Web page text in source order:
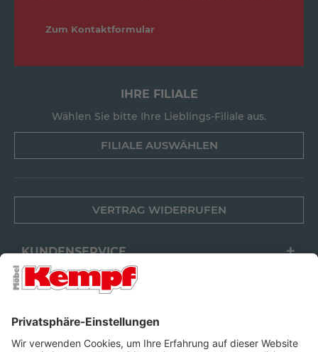
Zum Kontaktformular
IHRE FILIALE
Wählen Sie bitte Ihre Lieblings-Filiale aus.
FILIALE AUSWÄHLEN
VERTRAG WIDERRUFEN
KUNDENSERVICE
FILIALEN